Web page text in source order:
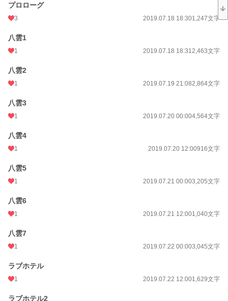
週間ポイント
年間ポイント
プロローグ
3 2019.07.18 18:301,247文字
八雲1
1 2019.07.18 18:312,463文字
八雲2
1 2019.07.19 21:082,864文字
八雲3
1 2019.07.20 00:004,564文字
八雲4
1 2019.07.20 12:00916文字
八雲5
1 2019.07.21 00:003,205文字
八雲6
1 2019.07.21 12:001,040文字
八雲7
1 2019.07.22 00:003,045文字
ラブホテル
1 2019.07.22 12:001,629文字
ラブホテル2